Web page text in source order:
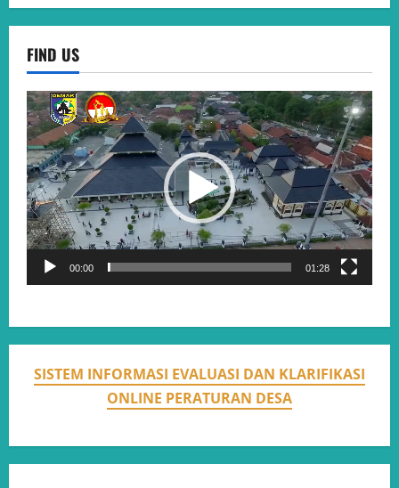
FIND US
Video
Player
00:00 01:28
SISTEM INFORMASI EVALUASI DAN KLARIFIKASI
ONLINE PERATURAN DESA